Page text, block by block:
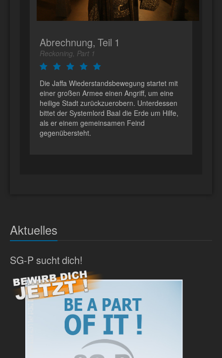
Abrechnung, Teil 1
Reckoning, Part 1
Die Jaffa Wiederstandsbewegung startet mit
einer großen Armee einen Angriff, um eine
heilige Stadt zurückzuerobern. Unterdessen
bittet der Systemlord Baal die Erde um Hilfe,
als er einem gemeinsamen Feind
gegenübersteht.
Aktuelles
SG-P sucht dich!